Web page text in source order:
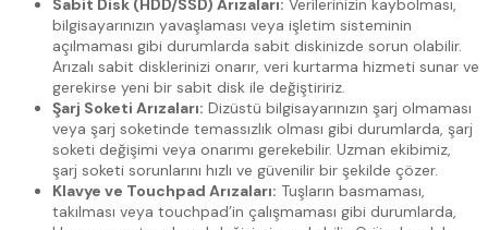
bilgisayarınızın yavaşlaması veya işletim sisteminin
açılmaması gibi durumlarda sabit diskinizde sorun olabilir.
Arızalı sabit disklerinizi onarır, veri kurtarma hizmeti sunar ve
gerekirse yeni bir sabit disk ile değiştiririz.
Şarj Soketi Arızaları: Dizüstü bilgisayarınızın şarj olmaması
veya şarj soketinde temassızlık olması gibi durumlarda, şarj
soketi değişimi veya onarımı gerekebilir. Uzman ekibimiz,
şarj soketi sorunlarını hızlı ve güvenilir bir şekilde çözer.
Klavye ve Touchpad Arızaları: Tuşların basmaması,
takılması veya touchpad’in çalışmaması gibi durumlarda,